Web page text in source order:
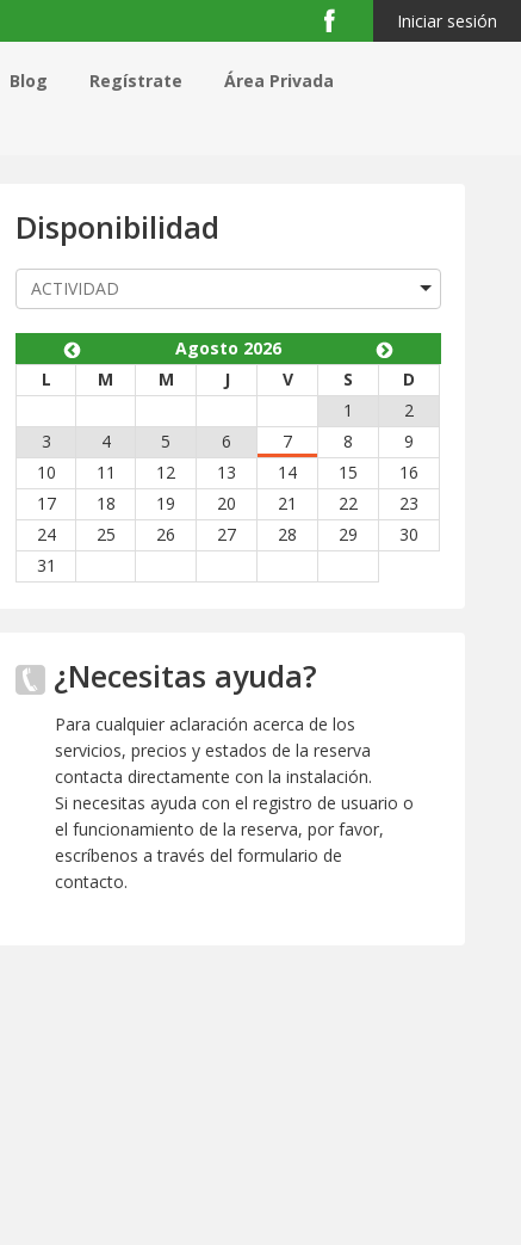
Iniciar sesión
Blog Regístrate Área Privada
Disponibilidad
Agosto 2026
L
M M J V S
D
1
2
3
4 5 6 7 8
9
10
11 12 13 14 15
16
17
18 19 20 21 22
23
24
25 26 27 28 29
30
31
¿Necesitas ayuda?
Para cualquier aclaración acerca de los
servicios, precios y estados de la reserva
contacta directamente con la instalación.
Si necesitas ayuda con el registro de usuario o
el funcionamiento de la reserva, por favor,
escríbenos a través del formulario de
contacto.